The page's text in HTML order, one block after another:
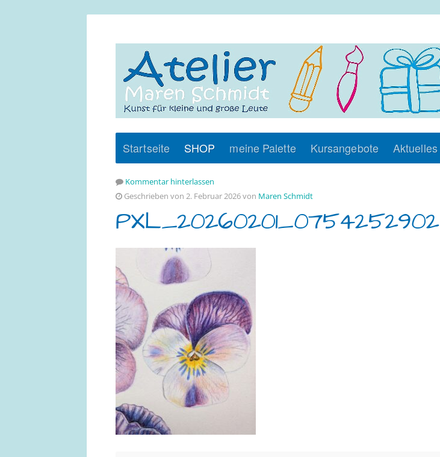
Startseite SHOP meine Palette Kursangebote Aktuelles
Kommentar hinterlassen
Geschrieben von 2. Februar 2026 von Maren Schmidt
PXL_20260201_0754252902